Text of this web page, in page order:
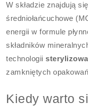
W składzie znajdują
średniołańcuchowe
energii w formule
składników
technologii
zamkniętych
Kiedy warto